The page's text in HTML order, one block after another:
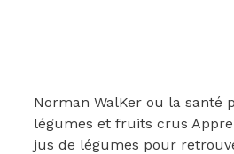
Norman WalKer ou la santé
légumes et fruits crus
jus de légumes pour